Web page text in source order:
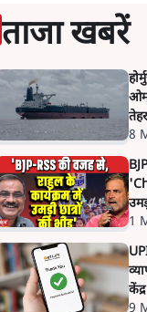
ताजा खबरें
8
1
केंद्र